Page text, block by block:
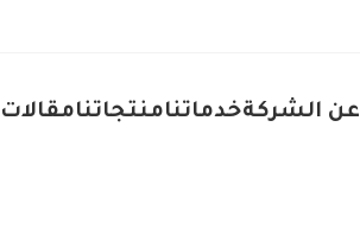
عن الشركةخدماتنامنتجاتنامقالات